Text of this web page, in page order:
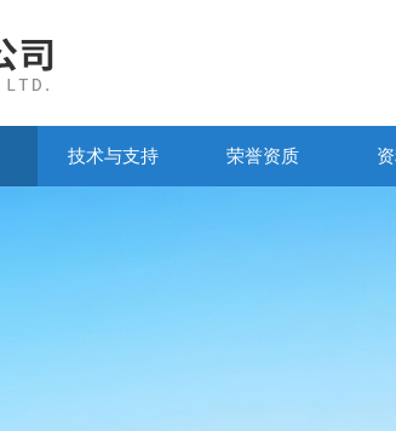
技术与支持 荣誉资质